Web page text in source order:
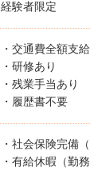
経験者限定
・交通費全額支給
・研修あり
・残業手当あり
・履歴書不要
・社会保険完備
・有給休暇（勤